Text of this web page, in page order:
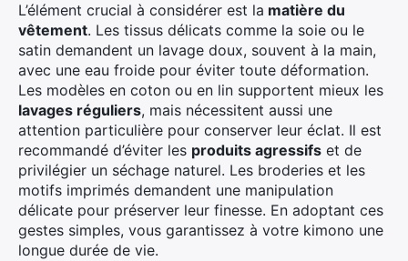
L’élément crucial à considérer est la matière du
vêtement. Les tissus délicats comme la soie ou le
satin demandent un lavage doux, souvent à la main,
avec une eau froide pour éviter toute déformation.
Les modèles en coton ou en lin supportent mieux les
lavages réguliers, mais nécessitent aussi une
attention particulière pour conserver leur éclat. Il est
recommandé d’éviter les produits agressifs et de
privilégier un séchage naturel. Les broderies et les
motifs imprimés demandent une manipulation
délicate pour préserver leur finesse. En adoptant ces
gestes simples, vous garantissez à votre kimono une
longue durée de vie.